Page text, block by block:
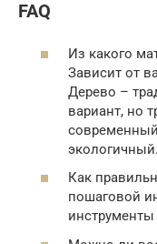
FAQ
Из какого
Зависит от
Дерево –
вариант, но
экологичный.
Как
пошаговой